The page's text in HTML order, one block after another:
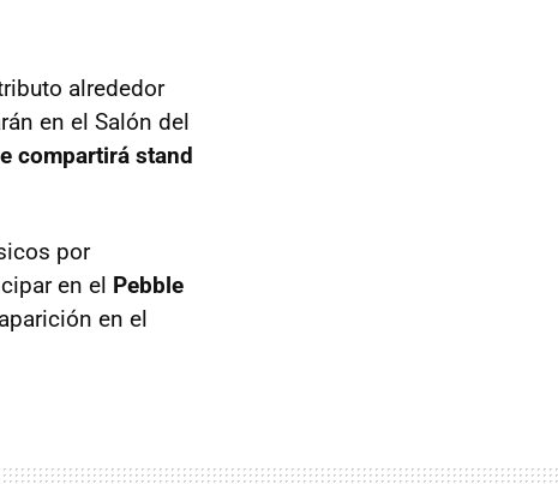
alrededor
en el Salón del
compartirá stand
por
en el Pebble
en el